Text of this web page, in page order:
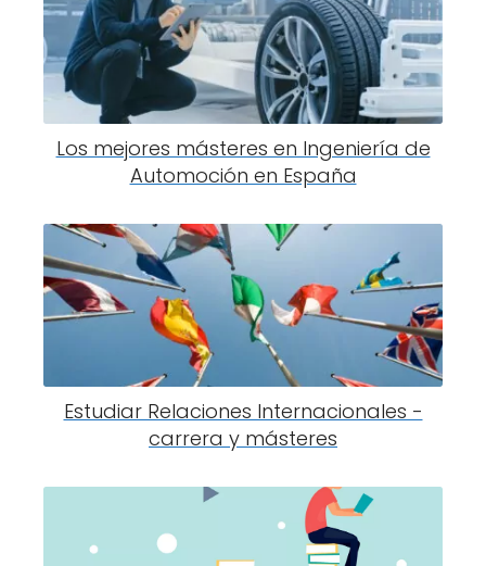
Los mejores másteres en Ingeniería de
Automoción en España
Estudiar Relaciones Internacionales -
carrera y másteres